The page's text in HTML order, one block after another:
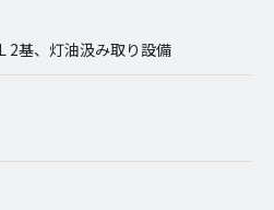
2基、灯油汲み取り設備